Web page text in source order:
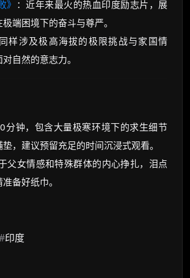
》 ：近年来最火的热血印度励志片，展
端困境下的奋斗与尊严。
样涉及极高海拔的极限挑战与家国情
自然的意志力。
钟，包含大量极寒环境下的求生细节
，建议预留充足的时间沉浸式观看。
父女情感和特殊群体的内心挣扎，泪点
备好纸巾。
印度